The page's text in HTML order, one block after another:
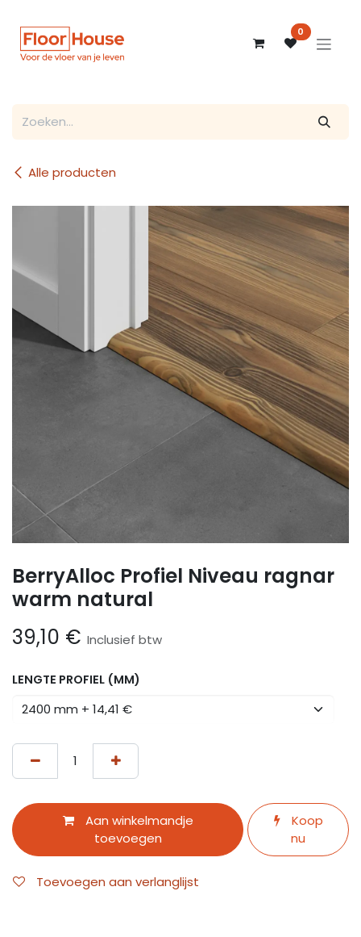
0
Alle producten
BerryAlloc Profiel Niveau ragnar
warm natural
39,10 € Inclusief btw
LENGTE PROFIEL (MM)
Aan winkelmandje
toevoegen
Koop
nu
Toevoegen aan verlanglijst